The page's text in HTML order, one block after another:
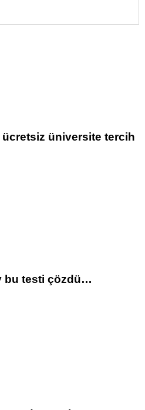
ücretsiz üniversite tercih
bu testi çözdü…